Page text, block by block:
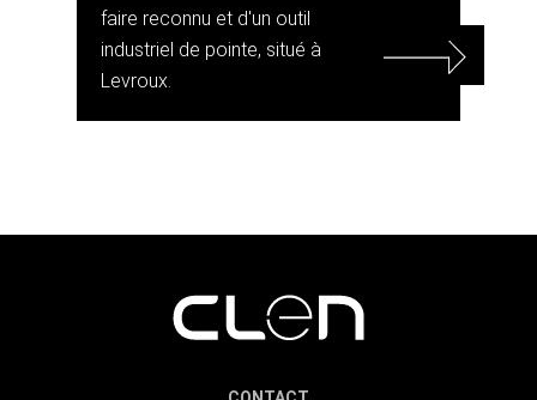
faire reconnu et d'un outil
industriel de pointe, situé à
Levroux.